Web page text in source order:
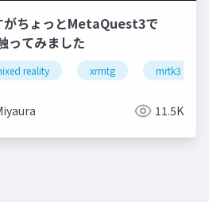
xrkaigi
がちょっとMetaQuest3で
ってみました
reality xrmtg mrtk3
11.5K